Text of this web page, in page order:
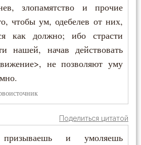
злопамятство и прочие
чтобы ум, одебелев от них,
как должно; ибо страсти
нашей, начав действовать
не позволяют уму
Поделиться цитатой
и умоляешь